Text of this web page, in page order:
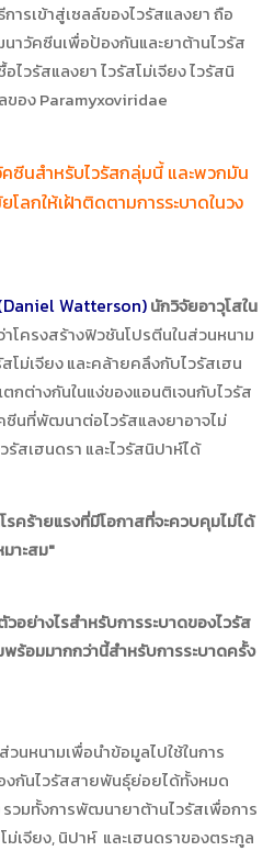
ารเข้าสู่เซลล์ของไวรัสแลงยา ถือ
วัคซีนเพื่อป้องกันและยาต้านไวรัส
วรัสแลงยา ไวรัสโม่เจียง ไวรัสนิ
ของ Paramyxoviridae
ซีนสำหรับไวรัสกลุ่มนี้ และพวกมัน
ลกให้เฝ้าติดตามการระบาดในวง
Watterson)นักวิจัยอาวุโสใน
โครงสร้างฟิวชันโปรตีนในส่วนหนาม
โม่เจียง และคล้ายคลึงกับไวรัสเฮน
กต่างกันในแง่ของแอนติเจนกับไวรัส
ซีนที่พัฒนาต่อไวรัสแลงยาอาจไม่
สเฮนดรา และไวรัสนิปาห์ได้
รคร้ายแรงที่มีโอกาสที่จะควบคุมไม่ได้
าะสม"
วอย่างไรสำหรับการระบาดของไวรัส
ร้อมมากกว่านี้สำหรับการระบาดครั้ง
หนามเพื่อนำข้อมูลไปใช้ในการ
กันไวรัสสายพันธุ์ย่อยได้ทั้งหมด
มทั้งการพัฒนายาต้านไวรัสเพื่อการ
เจียง, นิปาห์ และเฮนดราของตระกูล